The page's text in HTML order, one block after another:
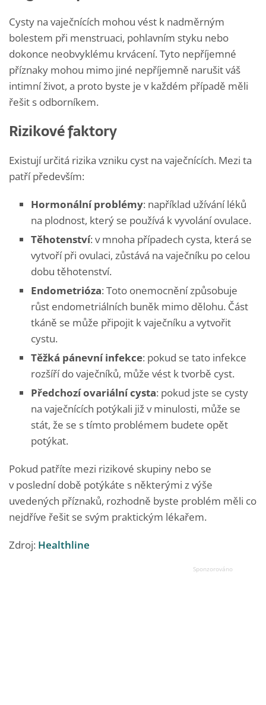
Cysty na vaječnících mohou vést k nadměrným
bolestem při menstruaci, pohlavním styku nebo
dokonce neobvyklému krvácení. Tyto nepříjemné
příznaky mohou mimo jiné nepříjemně narušit váš
intimní život, a proto byste je v každém případě měli
řešit s odborníkem.
Rizikové faktory
Existují určitá rizika vzniku cyst na vaječnících. Mezi ta
patří především:
Hormonální problémy: například užívání léků
na plodnost, který se používá k vyvolání ovulace.
Těhotenství: v mnoha případech cysta, která se
vytvoří při ovulaci, zůstává na vaječníku po celou
dobu těhotenství.
Endometrióza: Toto onemocnění způsobuje
růst endometriálních buněk mimo dělohu. Část
tkáně se může připojit k vaječníku a vytvořit
cystu.
Těžká pánevní infekce: pokud se tato infekce
rozšíří do vaječníků, může vést k tvorbě cyst.
Předchozí ovariální cysta: pokud jste se cysty
na vaječnících potýkali již v minulosti, může se
stát, že se s tímto problémem budete opět
potýkat.
Pokud patříte mezi rizikové skupiny nebo se
v poslední době potýkáte s některými z výše
uvedených příznaků, rozhodně byste problém měli co
nejdříve řešit se svým praktickým lékařem.
Zdroj: Healthline